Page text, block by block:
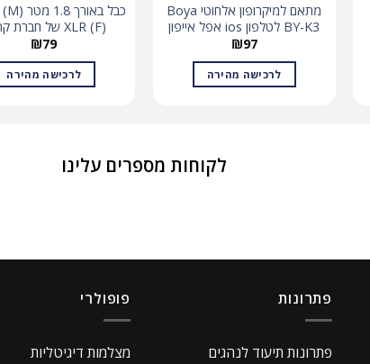
מתאם למיקרופון אלחוטי Boya
BY-K3 לטלפון ios אפל אייפון
₪97
לרכישה מהירה
XLR (F) של חברת קרמר
₪79
לרכישה מהירה
לקוחות מספרים עלינו
פתרונות
פתרונות תיעוד לנהגים
פופולרי
מצלמות דיגיטליות